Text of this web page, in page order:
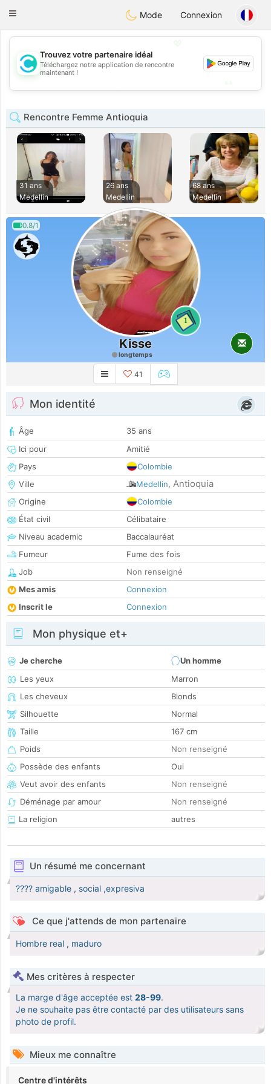
olombiaCitas
Toggle
Mode Connexion
💖
💕
Trouvez votre partenaire idéal
Téléchargez notre application de rencontre
maintenant !
Rencontre Femme Antioquia
31 ans
Medellin
26 ans
Medellin
68 ans
Medellin
0.8/1
1
Kisse
longtemps
41
Mon identité
Âge
35 ans
Ici pour
Amitié
Pays
Colombie
Ville
Medellin, Antioquia
Origine
Colombie
État civil
Célibataire
Niveau academic
Baccalauréat
Fumeur
Fume des fois
Job
Non renseigné
Mes amis
Connexion
Inscrit le
Connexion
Mon physique et+
Je cherche
Un homme
Les yeux
Marron
Les cheveux
Blonds
Silhouette
Normal
Taille
167 cm
Poids
Non renseigné
Possède des enfants
Oui
Veut avoir des enfants
Non renseigné
Déménage par amour
Non renseigné
La religion
autres
Un résumé me concernant
???? amigable , social ,expresiva
Ce que j'attends de mon partenaire
Hombre real , maduro
Mes critères à respecter
La marge d'âge acceptée est 28-99.
Je ne souhaite pas être contacté par des utilisateurs sans
photo de profil.
Mieux me connaître
Centre d'intérêts